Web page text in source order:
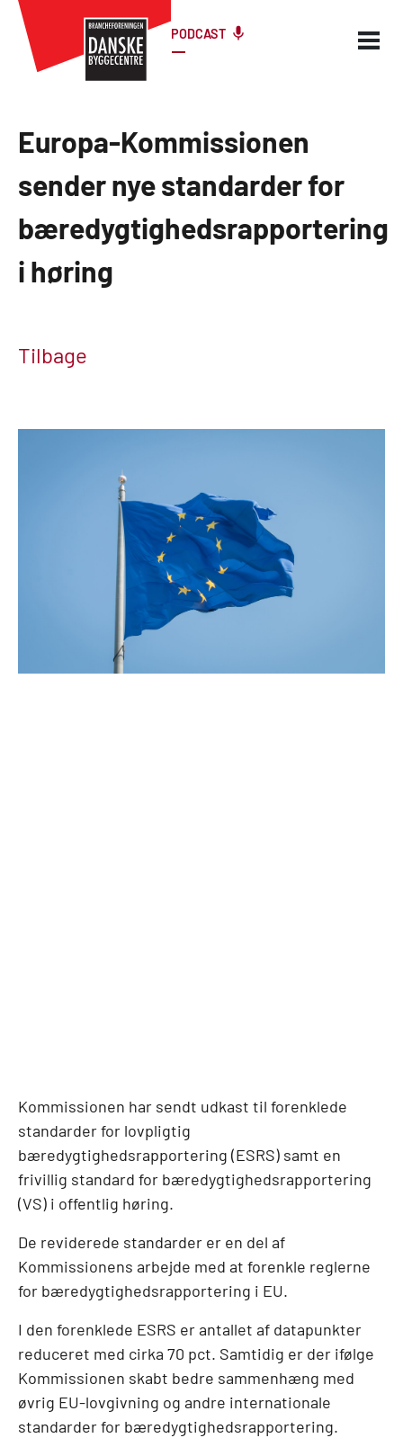
PODCAST
Europa-Kommissionen
sender nye standarder for
bæredygtighedsrapportering
i høring
Tilbage
Kommissionen har sendt udkast til forenklede
standarder for lovpligtig
bæredygtighedsrapportering (ESRS) samt en
frivillig standard for bæredygtighedsrapportering
(VS) i offentlig høring.
De reviderede standarder er en del af
Kommissionens arbejde med at forenkle reglerne
for bæredygtighedsrapportering i EU.
I den forenklede ESRS er antallet af datapunkter
reduceret med cirka 70 pct. Samtidig er der ifølge
Kommissionen skabt bedre sammenhæng med
øvrig EU-lovgivning og andre internationale
standarder for bæredygtighedsrapportering.